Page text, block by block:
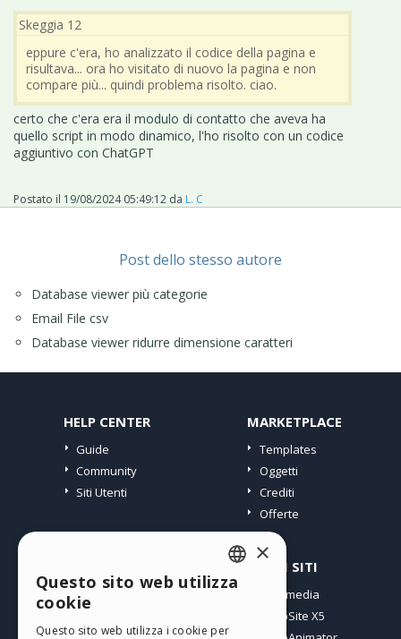
Skeggia 12
eppure c'era, ho analizzato il codice della pagina e
risultava... ora ho visitato di nuovo la pagina e non
compare più... quindi problema risolto. ciao.
certo che c'era era il modulo di contatto che aveva ha
quello script in modo dinamico, l'ho risolto con un codice
aggiuntivo con ChatGPT
Postato il 19/08/2024 05:49:12 da L. C
Post dello stesso autore
Database viewer più categorie
Email File csv
Database viewer ridurre dimensione caratteri
HELP CENTER
Guide
Community
Siti Utenti
MARKETPLACE
Templates
Oggetti
Crediti
Offerte
I miei post
ALTRI SITI
Incomedia
WebSite X5
ENGLISH
×
Questo sito web utilizza
cookie
Questo sito web utilizza i cookie per